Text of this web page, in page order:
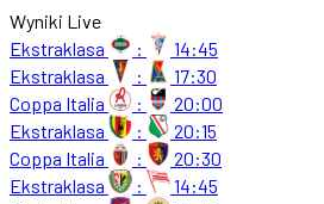
Wyniki Live
Ekstraklasa
:
14:45
Ekstraklasa
:
17:30
Coppa Italia
:
20:00
Ekstraklasa
:
20:15
Coppa Italia
:
20:30
Ekstraklasa
:
14:45